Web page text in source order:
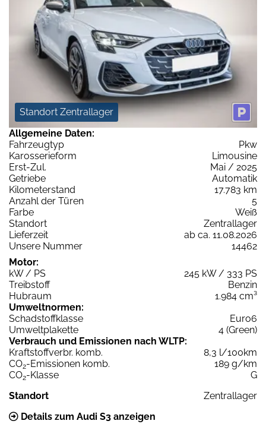
Standort Zentrallager
Allgemeine Daten:
Fahrzeugtyp
Pkw
Karosserieform
Limousine
Erst-Zul.
Mai / 2025
Getriebe
Automatik
Kilometerstand
17.783 km
Anzahl der Türen
5
Farbe
Weiß
Standort
Zentrallager
Lieferzeit
ab ca. 11.08.2026
Unsere Nummer
14462
Motor:
kW / PS
245 kW / 333 PS
Treibstoff
Benzin
Hubraum
1.984 cm³
Umweltnormen:
Schadstoffklasse
Euro6
Umweltplakette
4 (Green)
Verbrauch und Emissionen nach WLTP:
Kraftstoffverbr. komb.
8,3 l/100km
CO2-Emissionen komb.
189 g/km
CO2-Klasse
G
Standort
Zentrallager
Details zum Audi S3 anzeigen